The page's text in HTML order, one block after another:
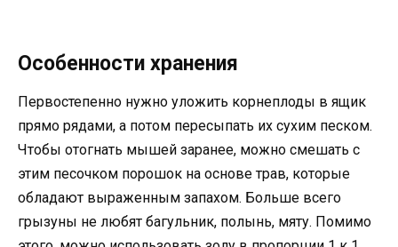
Особенности хранения
Первостепенно нужно уложить корнеплоды в ящик
прямо рядами, а потом пересыпать их сухим песком.
Чтобы отогнать мышей заранее, можно смешать с
этим песочком порошок на основе трав, которые
обладают выраженным запахом. Больше всего
грызуны не любят багульник, полынь, мяту. Помимо